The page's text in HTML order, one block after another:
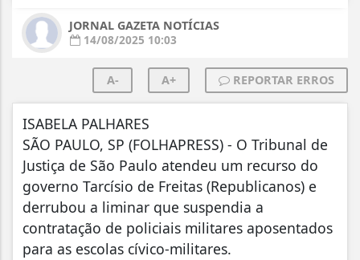
JORNAL GAZETA NOTÍCIAS
14/08/2025 10:03
A- A+ REPORTAR ERROS
ISABELA PALHARES
SÃO PAULO, SP (FOLHAPRESS) - O Tribunal de
Justiça de São Paulo atendeu um recurso do
governo Tarcísio de Freitas (Republicanos) e
derrubou a liminar que suspendia a
contratação de policiais militares aposentados
para as escolas cívico-militares.